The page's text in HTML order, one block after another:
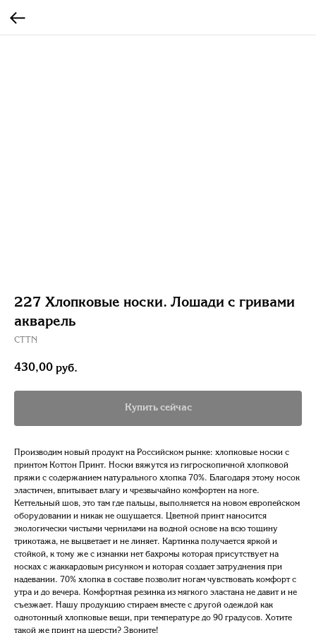
227 Хлопковые носки. Лошади с гривами
акварель
CTTN
430,00 руб.
Купить сейчас
Производим новый продукт на Российском рынке: хлопковые носки с
принтом Коттон Принт. Носки вяжутся из гигроскопичной хлопковой
пряжи с содержанием натурального хлопка 70%. Благодаря этому носок
эластичен, впитывает влагу и чрезвычайно комфортен на ноге.
Кеттельный шов, это там где пальцы, выполняется на новом европейском
оборудовании и никак не ощущается. Цветной принт наносится
экологически чистыми чернилами на водной основе на всю тощину
трикотажа, не выцветает и не линяет. Картинка получается яркой и
стойкой, к тому же с изнанки нет бахромы которая присутствует на
носках с жаккардовым рисунком и которая создает затруднения при
надевании. 70% хлопка в составе позволит ногам чувствовать комфорт с
утра и до вечера. Комфортная резинка из мягкого эластана не давит и не
съезжает. Нашу продукцию стираем вместе с другой одеждой как
однотонный хлопковые вещи, при температуре до 90 градусов. Хотите
такой же принт на шерсти? Звоните!